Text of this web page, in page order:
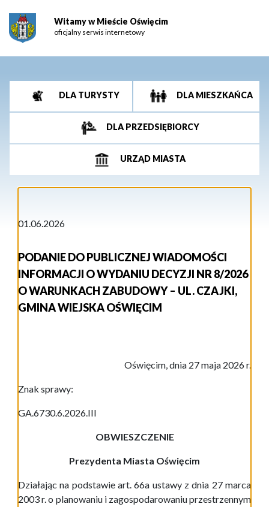
Witamy w Mieście Oświęcim
oficjalny serwis internetowy
DLA TURYSTY DLA MIESZKAŃCA
DLA PRZEDSIĘBIORCY
URZĄD MIASTA
01.06.2026
PODANIE DO PUBLICZNEJ WIADOMOŚCI
INFORMACJI O WYDANIU DECYZJI NR 8/2026
O WARUNKACH ZABUDOWY – UL. CZAJKI,
GMINA WIEJSKA OŚWIĘCIM
Oświęcim, dnia 27 maja 2026 r.
Znak sprawy:
GA.6730.6.2026.III
OBWIESZCZENIE
Prezydenta Miasta Oświęcim
Działając na podstawie art. 66a ustawy z dnia 27 marca
2003 r. o planowaniu i zagospodarowaniu przestrzennym